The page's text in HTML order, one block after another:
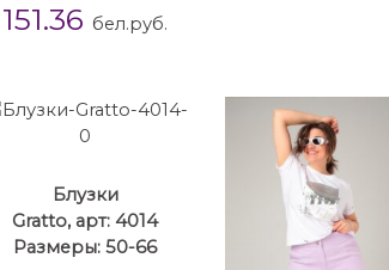
151.36 бел.руб.
Блузки
Gratto, арт: 4014
Размеры: 50-66